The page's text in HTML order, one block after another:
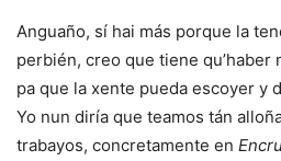
Anguaño, sí hai más porque la
perbién, creo que tiene qu’haber
pa que la xente pueda escoyer y
Yo nun diría que teamos tán
trabayos, concretamente en